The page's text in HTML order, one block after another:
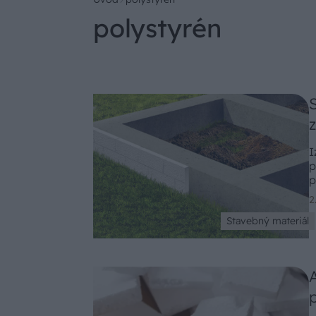
polystyrén
Stavebný materiál